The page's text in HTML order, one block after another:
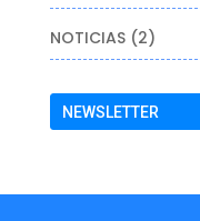
NOTICIAS(2)
NEWSLETTER